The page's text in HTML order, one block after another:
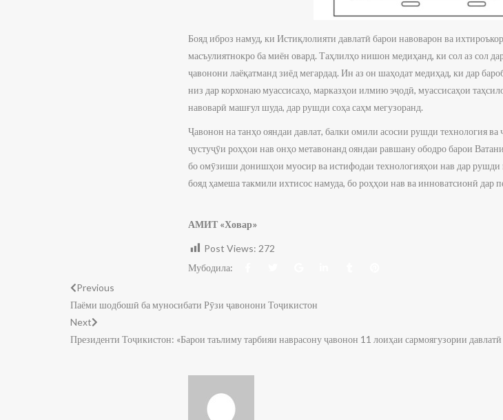
Бояд иброз намуд, ки Истиқлолияти давлатӣ барои навоварон ва
масъулиятнокро ба миён овард. Таҳлилҳо нишон медиҳанд, ки сол аз сол
ҷавонони лаёқатманд зиёд мегардад. Ин аз он шаҳодат медиҳад, ки дар
низ дар корхонаю муассисаҳо, марказҳои илмию эҷодӣ, муассисаҳои
навоварӣ машғул шуда, дар рушди соҳа саҳм мегузоранд.
Ҷавонон на танҳо ояндаи давлат, балки омили асосии рушди технология
ҷустуҷӯи роҳҳои нав онҳо метавонанд ояндаи равшану ободро барои
бо омӯзиши донишҳои муосир ва истифодаи технологияҳои нав дар рушди
бояд ҳамеша такмили ихтисос намуда, бо роҳҳои нав ва инноватсионӣ дар
АМИТ «Ховар»
Post Views: 272
Мубодила:
Previous
Паёми шодбошӣ ба муносибати Рӯзи ҷавонони Тоҷикистон
Next
Президенти Тоҷикистон: «Барои таълиму тарбияи наврасону ҷавонон 11 лоиҳаи сармоягузории давлатӣ